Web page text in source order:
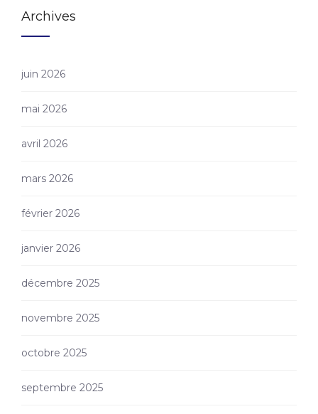
Archives
juin 2026
mai 2026
avril 2026
mars 2026
février 2026
janvier 2026
décembre 2025
novembre 2025
octobre 2025
septembre 2025